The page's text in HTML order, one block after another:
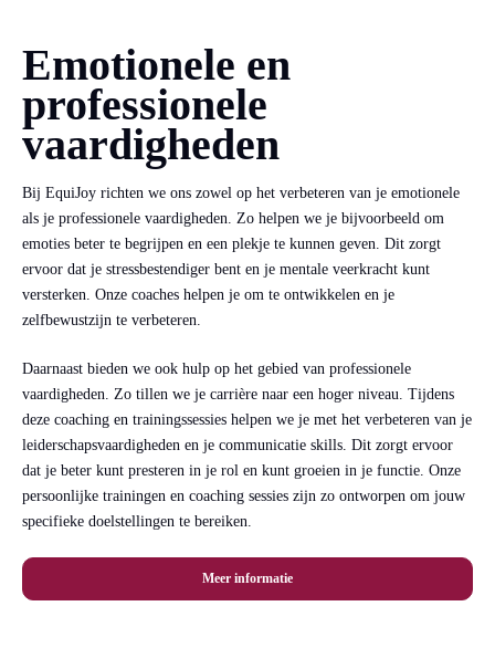
Emotionele en
professionele
vaardigheden
Bij EquiJoy richten we ons zowel op het verbeteren van je emotionele
als je professionele vaardigheden. Zo helpen we je bijvoorbeeld om
emoties beter te begrijpen en een plekje te kunnen geven. Dit zorgt
ervoor dat je stressbestendiger bent en je mentale veerkracht kunt
versterken. Onze coaches helpen je om te ontwikkelen en je
zelfbewustzijn te verbeteren.
Daarnaast bieden we ook hulp op het gebied van professionele
vaardigheden. Zo tillen we je carrière naar een hoger niveau. Tijdens
deze coaching en trainingssessies helpen we je met het verbeteren van je
leiderschapsvaardigheden en je communicatie skills. Dit zorgt ervoor
dat je beter kunt presteren in je rol en kunt groeien in je functie. Onze
persoonlijke trainingen en coaching sessies zijn zo ontworpen om jouw
specifieke doelstellingen te bereiken.
Meer informatie